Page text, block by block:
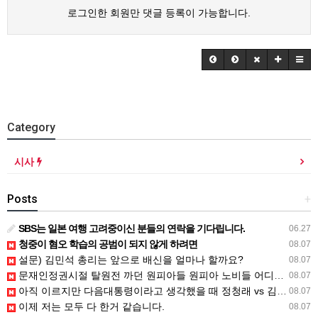
로그인한 회원만 댓글 등록이 가능합니다.
Category
시사
+
Posts
06.27
SBS는 일본 여행 고려중이신 분들의 연락을 기다립니다.
08.07
청중이 혐오 학습의 공범이 되지 않게 하려면
08.07
설문) 김민석 총리는 앞으로 배신을 얼마나 할까요?
08.07
문재인정권시절 탈원전 까던 원피아들 원피아 노비들 어디감?
08.07
아직 이르지만 다음대통령이라고 생각했을 때 정청래 vs 김민석
08.07
이제 저는 모두 다 한거 같습니다.